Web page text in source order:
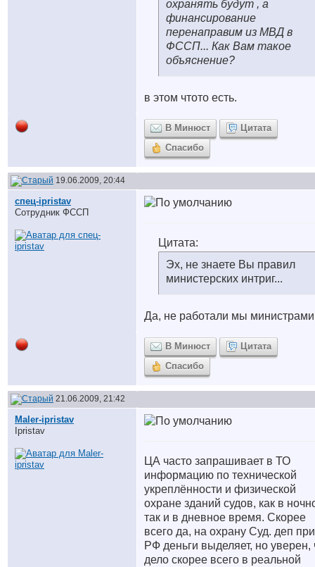
охранять будут , а
финансирование
перенаправим из МВД в
ФССП... Как Вам такое
объяснение?
в этом чтото есть.
В Минюст
Цитата
Спасибо
19.06.2009, 20:44
спец-ipristav
Сотрудник ФССП
Цитата:
Эх, не знаете Вы правил
министерских интриг...
Да, не работали мы министрами
В Минюст
Цитата
Спасибо
21.06.2009, 21:42
Maler-ipristav
Ipristav
ЦА часто запрашивает в ТО
информацию по технической
укреплённости и физической
охране зданий судов, как в
так и в дневное время. Скорее
всего да, на охрану Суд. деп
РФ деньги выделяет, но уверен,
дело скорее всего в реальной